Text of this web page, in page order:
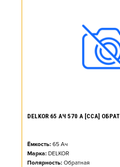
DELKOR 65 АЧ 570 А [CCA]
Ёмкость: 65 Ач
Марка: DELKOR
Полярность: Обратная